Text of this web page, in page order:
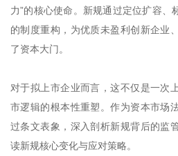
力”的核心使命。新规通过定位扩容、
的制度重构，为优质未盈利创新企业
了资本大门。
对于拟上市企业而言，这不仅是一次
市逻辑的根本性重塑。作为资本市场
过条文表象，深入剖析新规背后的监
读新规核心变化与应对策略。